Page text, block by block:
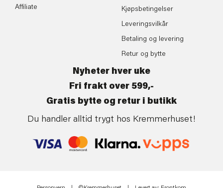
Affiliate
Kjøpsbetingelser
Leveringsvilkår
Betaling og levering
Retur og bytte
Nyheter hver uke
Fri frakt over 599,-
Gratis bytte og retur i butikk
Du handler alltid trygt hos Kremmerhuset!